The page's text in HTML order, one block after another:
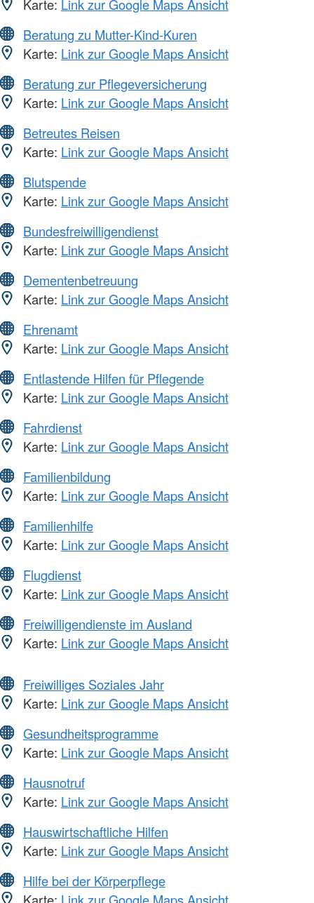
Karte: Link zur Google Maps Ansicht
Beratung zu Mutter-Kind-Kuren
Karte: Link zur Google Maps Ansicht
Beratung zur Pflegeversicherung
Karte: Link zur Google Maps Ansicht
Betreutes Reisen
Karte: Link zur Google Maps Ansicht
Blutspende
Karte: Link zur Google Maps Ansicht
Bundesfreiwilligendienst
Karte: Link zur Google Maps Ansicht
Dementenbetreuung
Karte: Link zur Google Maps Ansicht
Ehrenamt
Karte: Link zur Google Maps Ansicht
Entlastende Hilfen für Pflegende
Karte: Link zur Google Maps Ansicht
Fahrdienst
Karte: Link zur Google Maps Ansicht
Familienbildung
Karte: Link zur Google Maps Ansicht
Familienhilfe
Karte: Link zur Google Maps Ansicht
Flugdienst
Karte: Link zur Google Maps Ansicht
Freiwilligendienste im Ausland
Karte: Link zur Google Maps Ansicht
Freiwilliges Soziales Jahr
Karte: Link zur Google Maps Ansicht
Gesundheitsprogramme
Karte: Link zur Google Maps Ansicht
Hausnotruf
Karte: Link zur Google Maps Ansicht
Hauswirtschaftliche Hilfen
Karte: Link zur Google Maps Ansicht
Hilfe bei der Körperpflege